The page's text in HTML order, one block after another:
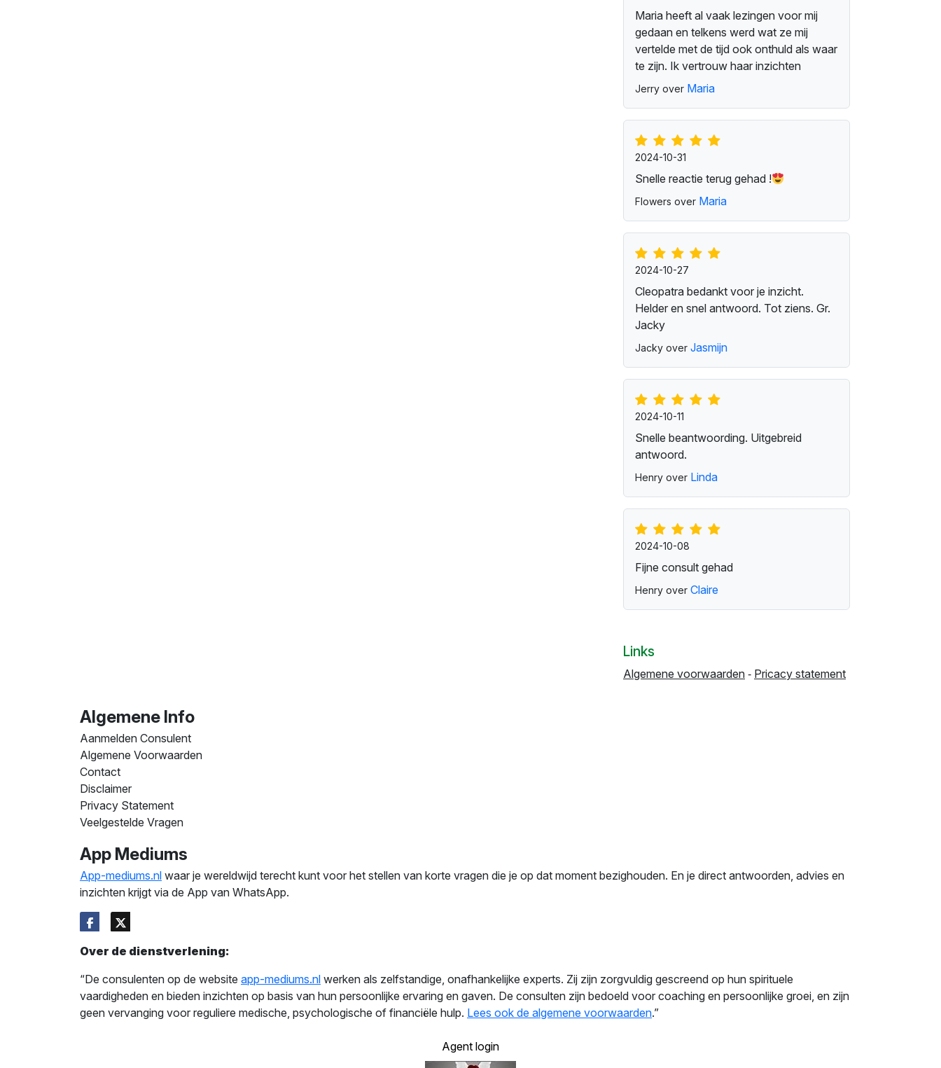
Maria heeft al vaak lezingen voor mij
gedaan en telkens werd wat ze mij
vertelde met de tijd ook onthuld als waar
te zijn. Ik vertrouw haar inzichten
Jerry over Maria
2024-10-31
Snelle reactie terug gehad !
Flowers over Maria
2024-10-27
Cleopatra bedankt voor je inzicht.
Helder en snel antwoord. Tot ziens. Gr.
Jacky
Jacky over Jasmijn
2024-10-11
Snelle beantwoording. Uitgebreid
antwoord.
Henry over Linda
2024-10-08
Fijne consult gehad
Henry over Claire
Links
Algemene voorwaarden ‐ Pricacy statement
Algemene Info
Aanmelden Consulent
Algemene Voorwaarden
Contact
Disclaimer
Privacy Statement
Veelgestelde Vragen
App Mediums
App-mediums.nl waar je wereldwijd terecht kunt voor het stellen van korte vragen die je op dat moment bezighouden. En je direct antwoorden, advies en
inzichten krijgt via de App van WhatsApp.
Over de dienstverlening:
“De consulenten op de website app-mediums.nl werken als zelfstandige, onafhankelijke experts. Zij zijn zorgvuldig gescreend op hun spirituele
vaardigheden en bieden inzichten op basis van hun persoonlijke ervaring en gaven. De consulten zijn bedoeld voor coaching en persoonlijke groei, en zijn
geen vervanging voor reguliere medische, psychologische of financiële hulp. Lees ook de algemene voorwaarden.”
Agent login